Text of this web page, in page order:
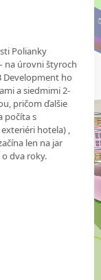
Polianky
na úrovni štyroch
Development ho
a siedmimi 2-
pričom ďalšie
počíta s
hotela) ,
len na jar
dva roky.